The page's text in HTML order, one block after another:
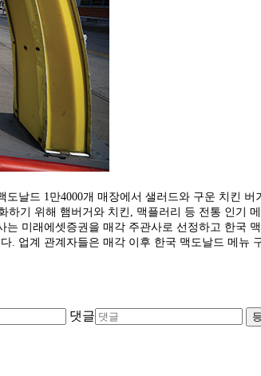
날드 1만4000개 매장에서 샐러드와 구운 치킨
하기 위해 햄버거와 치킨, 맥플러리 등 전통 인
미래에셋증권을 매각 주관사로 선정하고 한국
. 업계 관계자들은 매각 이후 한국 맥도날드 메
댓글